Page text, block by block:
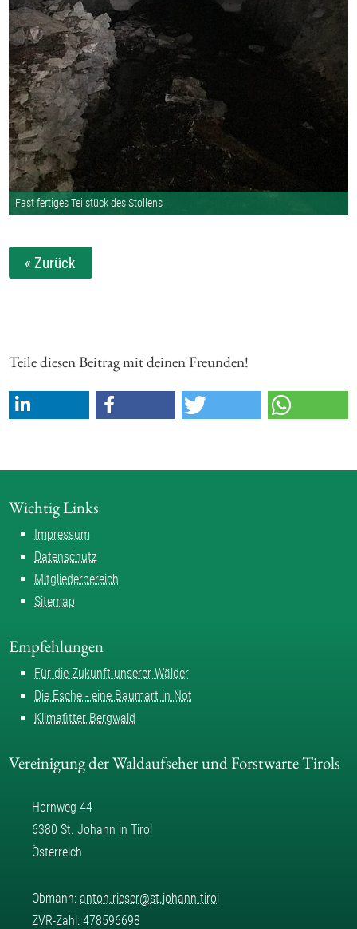
Fast fertiges Teilstück des Stollens
« Zurück
Teile diesen Beitrag mit deinen Freunden!
Wichtig Links
Impressum
Datenschutz
Mitgliederbereich
Sitemap
Empfehlungen
Für die Zukunft unserer Wälder
Die Esche - eine Baumart in Not
Klimafitter Bergwald
Vereinigung der Waldaufseher und Forstwarte Tirols
Hornweg 44
6380 St. Johann in Tirol
Österreich
Obmann: anton.rieser@st.johann.tirol
ZVR-Zahl: 478596698